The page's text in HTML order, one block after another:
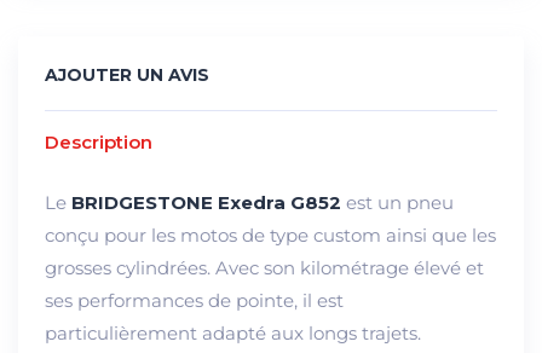
AJOUTER UN AVIS
Description
Le BRIDGESTONE Exedra G852 est un pneu
conçu pour les motos de type custom ainsi que les
grosses cylindrées. Avec son kilométrage élevé et
ses performances de pointe, il est
particulièrement adapté aux longs trajets.